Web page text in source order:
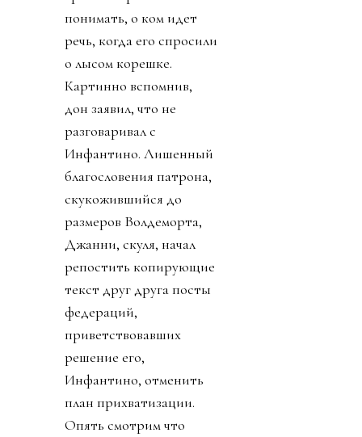
понимать, о ком идет
речь, когда его спросили
о лысом корешке.
Картинно вспомнив,
дон заявил, что не
разговаривал с
Инфантино. Лишенный
благословения патрона,
скукожившийся до
размеров Волдеморта,
Джанни, скуля, начал
репостить копирующие
текст друг друга посты
федераций,
приветствовавших
решение его,
Инфантино, отменить
план прихватизации.
Опять смотрим что